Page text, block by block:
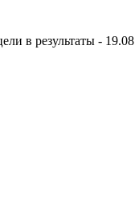
в результаты - 19.08